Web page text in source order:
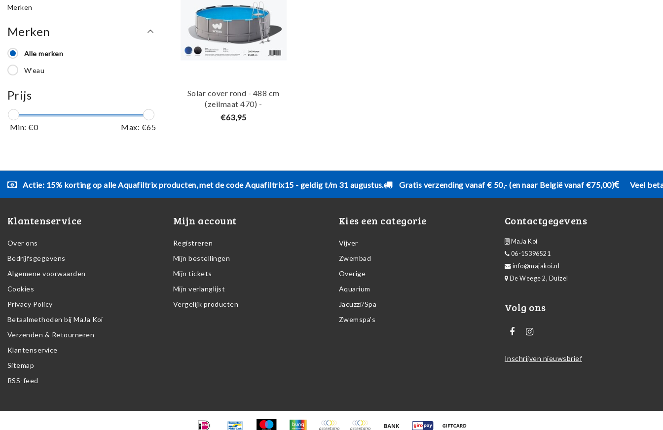
Merken
Merken
Alle merken
W'eau
Prijs
Min: €0 Max: €65
Solar cover rond - 488 cm
(zeilmaat 470) -
Zwart/Blauw - W'eau
€63,95
Actie: 15% korting op alle Aquafiltrix producten, met de code Aquafiltrix15 - geldig t/m 31 augustus. Gratis verzending vanaf € 50,- (en naar België vanaf €75,00) Veel
Klantenservice
Over ons
Bedrijfsgegevens
Algemene voorwaarden
Cookies
Privacy Policy
Betaalmethoden bij MaJa Koi
Verzenden & Retourneren
Klantenservice
Sitemap
RSS-feed
Mijn account
Registreren
Mijn bestellingen
Mijn tickets
Mijn verlanglijst
Vergelijk producten
Kies een categorie
Vijver
Zwembad
Overige
Aquarium
Jacuzzi/Spa
Zwemspa's
Contactgegevens
MaJa Koi
06-15396521
info@majakoi.nl
De Weege 2, Duizel
Volg ons
Inschrijven nieuwsbrief